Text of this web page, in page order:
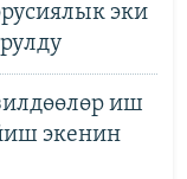
эки
иш
экенин